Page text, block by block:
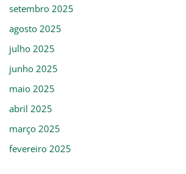
setembro 2025
agosto 2025
julho 2025
junho 2025
maio 2025
abril 2025
março 2025
fevereiro 2025